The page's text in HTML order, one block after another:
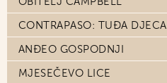
CONTRAPASO: TUĐA DJECA
ANĐEO GOSPODNJI
MJESEČEVO LICE